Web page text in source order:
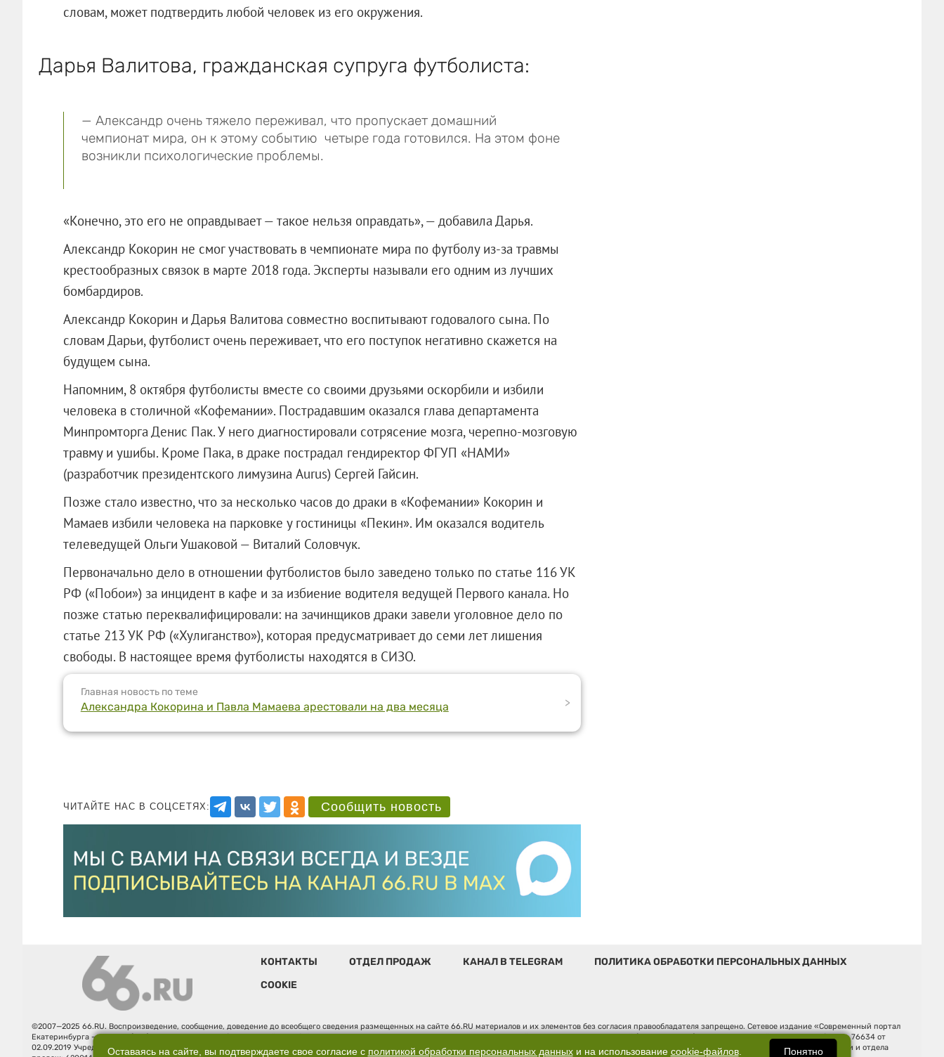
словам, может подтвердить любой человек из его окружения.
Дарья Валитова, гражданская супруга футболиста:
— Александр очень тяжело переживал, что пропускает домашний
чемпионат мира, он к этому событию четыре года готовился. На этом фоне
возникли психологические проблемы.
«Конечно, это его не оправдывает — такое нельзя оправдать», — добавила Дарья.
Александр Кокорин не смог участвовать в чемпионате мира по футболу из-за травмы
крестообразных связок в марте 2018 года. Эксперты называли его одним из лучших
бомбардиров.
Александр Кокорин и Дарья Валитова совместно воспитывают годовалого сына. По
словам Дарьи, футболист очень переживает, что его поступок негативно скажется на
будущем сына.
Напомним, 8 октября футболисты вместе со своими друзьями оскорбили и избили
человека в столичной «Кофемании». Пострадавшим оказался глава департамента
Минпромторга Денис Пак. У него диагностировали сотрясение мозга, черепно-мозговую
травму и ушибы. Кроме Пака, в драке пострадал гендиректор ФГУП «НАМИ»
(разработчик президентского лимузина Aurus) Сергей Гайсин.
Позже стало известно, что за несколько часов до драки в «Кофемании» Кокорин и
Мамаев избили человека на парковке у гостиницы «Пекин». Им оказался водитель
телеведущей Ольги Ушаковой — Виталий Соловчук.
Первоначально дело в отношении футболистов было заведено только по статье 116 УК
РФ («Побои») за инцидент в кафе и за избиение водителя ведущей Первого канала. Но
позже статью переквалифицировали: на зачинщиков драки завели уголовное дело по
статье 213 УК РФ («Хулиганство»), которая предусматривает до семи лет лишения
свободы. В настоящее время футболисты находятся в СИЗО.
Главная новость по теме
Александра Кокорина и Павла Мамаева арестовали на два месяца >
ЧИТАЙТЕ НАС В СОЦСЕТЯХ: Сообщить новость
КОНТАКТЫ ОТДЕЛ ПРОДАЖ КАНАЛ В TELEGRAM
ПОЛИТИКА ОБРАБОТКИ ПЕРСОНАЛЬНЫХ ДАННЫХ
COOKIE
©2007—2025 66.RU. Воспроизведение, сообщение, доведение до всеобщего сведения размещенных на сайте 66.RU материалов и их элементов без согласия правообладателя запрещено. Сетевое издание «Современный портал
Екатеринбурга — «66.ru» (18+) зарегистрировано Федеральной службой по надзору в сфере связи, информационных технологий и массовых коммуникаций (Роскомнадзор). Регистрационный номер ЭЛ № ФС 77 - 76634 от
02.09.2019 Учредитель: Общество с ограниченной ответственностью "66.ру". Юридический адрес: 620014, Свердловская обл., г. Екатеринбург, ул. Бориса Ельцина, строение 3, оф. 7015 Фактический адрес редакции и отдела
Оставаясь на сайте, вы подтверждаете свое согласие с политикой обработки персональных данныхи на использование cookie-файлов. Понятно